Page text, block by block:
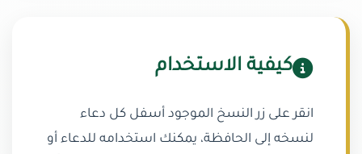
كيفية الاستخدام
انقر على زر النسخ الموجود أسفل كل دعاء
لنسخه إلى الحافظة، يمكنك استخدامه للدعاء أو